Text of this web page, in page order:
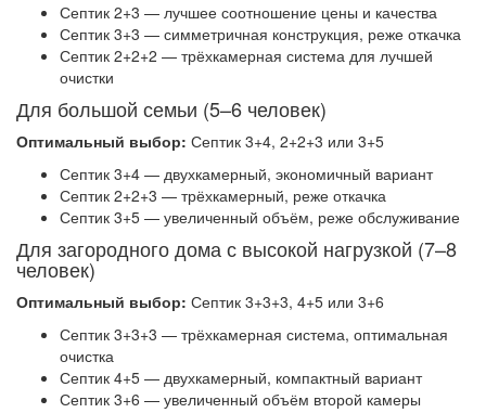
Септик 2+3 — лучшее соотношение цены и качества
Септик 3+3 — симметричная конструкция, реже откачка
Септик 2+2+2 — трёхкамерная система для лучшей
очистки
Для большой семьи (5–6 человек)
Оптимальный выбор: Септик 3+4, 2+2+3 или 3+5
Септик 3+4 — двухкамерный, экономичный вариант
Септик 2+2+3 — трёхкамерный, реже откачка
Септик 3+5 — увеличенный объём, реже обслуживание
Для загородного дома с высокой нагрузкой (7–8
человек)
Оптимальный выбор: Септик 3+3+3, 4+5 или 3+6
Септик 3+3+3 — трёхкамерная система, оптимальная
очистка
Септик 4+5 — двухкамерный, компактный вариант
Септик 3+6 — увеличенный объём второй камеры